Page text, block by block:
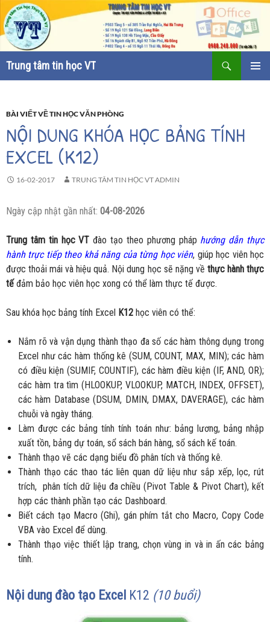
Trung tâm tin học VT
kiếm
DUNG
BÀI VIẾT VỀ TIN HỌC VĂN PHÒNG
NỘI DUNG KHÓA HỌC BẢNG TÍNH
EXCEL (K12)
16-02-2017 TRUNG TÂM TIN HỌC VT ADMIN
Ngày cập nhật gần nhất: 04-08-2026
Trung tâm tin học VTđào tạo theo phương pháp hướng dẫn thực
hành trực tiếp theo khả năng của từng học viên, giúp học viên học
được thoải mái và hiệu quả. Nội dung học sẽ nặng về thực hành thực
tếđảm bảo học viên học xong có thể làm thực tế được.
Sau khóa học bảng tính Excel K12 học viên có thể:
Nắm rõ và vận dụng thành thạo đa số các hàm thông dụng trong
Excel như các hàm thống kê (SUM, COUNT, MAX, MIN); các hàm
có điều kiện (SUMIF, COUNTIF), các hàm điều kiện (IF, AND, OR);
các hàm tra tìm (HLOOKUP, VLOOKUP, MATCH, INDEX, OFFSET),
các hàm Database (DSUM, DMIN, DMAX, DAVERAGE), các hàm
chuỗi và ngày tháng.
Làm được các bảng tính tính toán như: bảng lương, bảng nhập
xuất tồn, bảng dự toán, sổ sách bán hàng, sổ sách kế toán.
Thành thạo vẽ các dạng biểu đồ phân tích và thống kê.
Thành thạo các thao tác liên quan dữ liệu như sắp xếp, lọc, rút
trích, phân tích dữ liệu đa chiều (Pivot Table & Pivot Chart), kết
hợp các thành phần tạo các Dashboard.
Biết cách tạo Macro (Ghi), gán phím tắt cho Macro, Copy Code
VBA vào Excel để dùng.
Thành thạo việc thiết lập trang, chọn vùng in và in ấn các bảng
tính.
Nội dung đào tạo Excel K12 (10 buổi)